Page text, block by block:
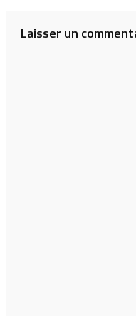
Laisser un